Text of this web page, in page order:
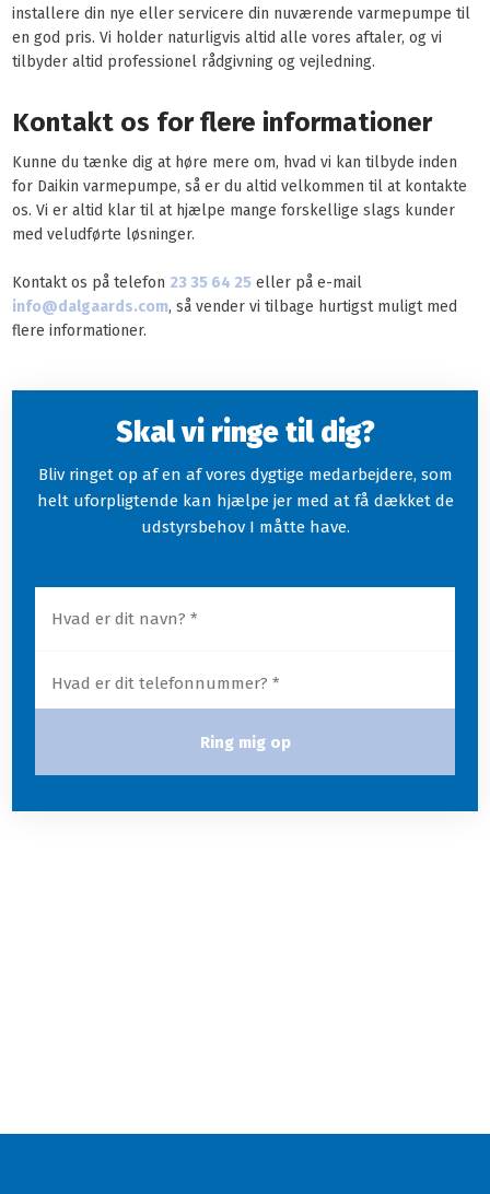
installere din nye eller servicere din nuværende varmepumpe til
en god pris. Vi holder naturligvis altid alle vores aftaler, og vi
tilbyder altid professionel rådgivning og vejledning.
Kontakt os for flere informationer
Kunne du tænke dig at høre mere om, hvad vi kan tilbyde inden
for Daikin varmepumpe, så er du altid velkommen til at kontakte
os. Vi er altid klar til at hjælpe mange forskellige slags kunder
med veludførte løsninger.
Kontakt os på telefon 23 35 64 25 eller på e-mail
info@dalgaards.com, så vender vi tilbage hurtigst muligt med
flere informationer.
Skal vi ringe til dig?
Bliv ringet op af en af vores dygtige medarbejdere, som
helt uforpligtende kan hjælpe jer med at få dækket de
udstyrsbehov I måtte have.